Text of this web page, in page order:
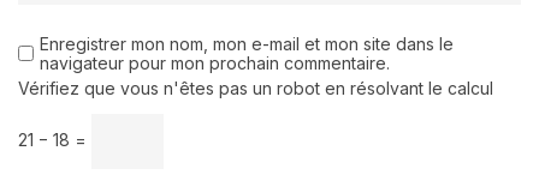
Enregistrer mon nom, mon e-mail et mon site dans le
navigateur pour mon prochain commentaire.
Vérifiez que vous n'êtes pas un robot en résolvant le calcul
21 − 18 =